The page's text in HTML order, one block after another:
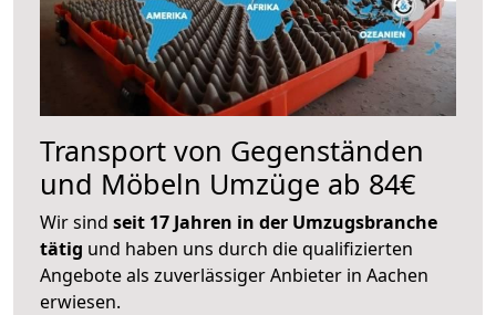
Transport von Gegenständen
und Möbeln Umzüge ab 84€
Wir sind seit 17 Jahren in der Umzugsbranche
tätig und haben uns durch die qualifizierten
Angebote als zuverlässiger Anbieter in Aachen
erwiesen.